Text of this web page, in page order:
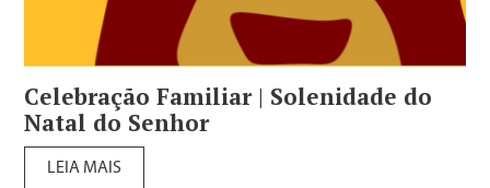
Celebração Familiar | Solenidade do
Natal do Senhor
LEIA MAIS